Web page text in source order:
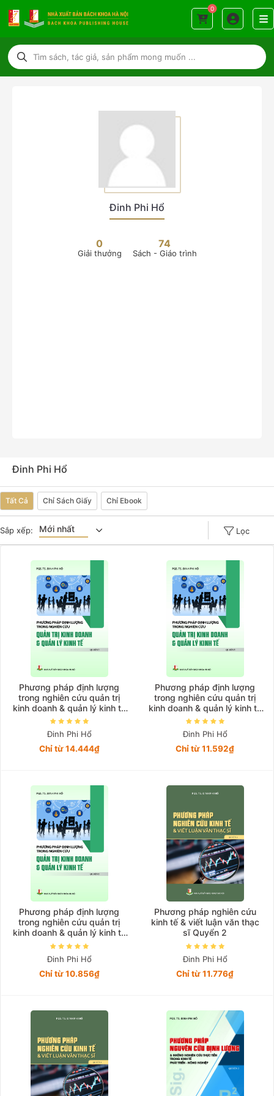
0
Đinh Phi Hổ
0
Giải thưởng
74
Sách - Giáo trình
Đinh Phi Hổ
Tất Cả Chỉ Sách Giấy Chỉ Ebook
Sắp xếp: Mới nhất Lọc
Giá thấp đần
Năm xuất bản
Mới nhất
Phương pháp định lượng
trong nghiên cứu quản trị
kinh doanh & quản lý kinh tế
Quyển 3
Đinh Phi Hổ
Chỉ từ 14.444₫
Phương pháp định lượng
trong nghiên cứu quản trị
kinh doanh & quản lý kinh tế
Quyển 5
Đinh Phi Hổ
Chỉ từ 11.592₫
Phương pháp định lượng
trong nghiên cứu quản trị
kinh doanh & quản lý kinh tế
Quyển 2
Đinh Phi Hổ
Chỉ từ 10.856₫
Phương pháp nghiên cứu
kinh tế & viết luận văn thạc
sĩ Quyển 2
Đinh Phi Hổ
Chỉ từ 11.776₫